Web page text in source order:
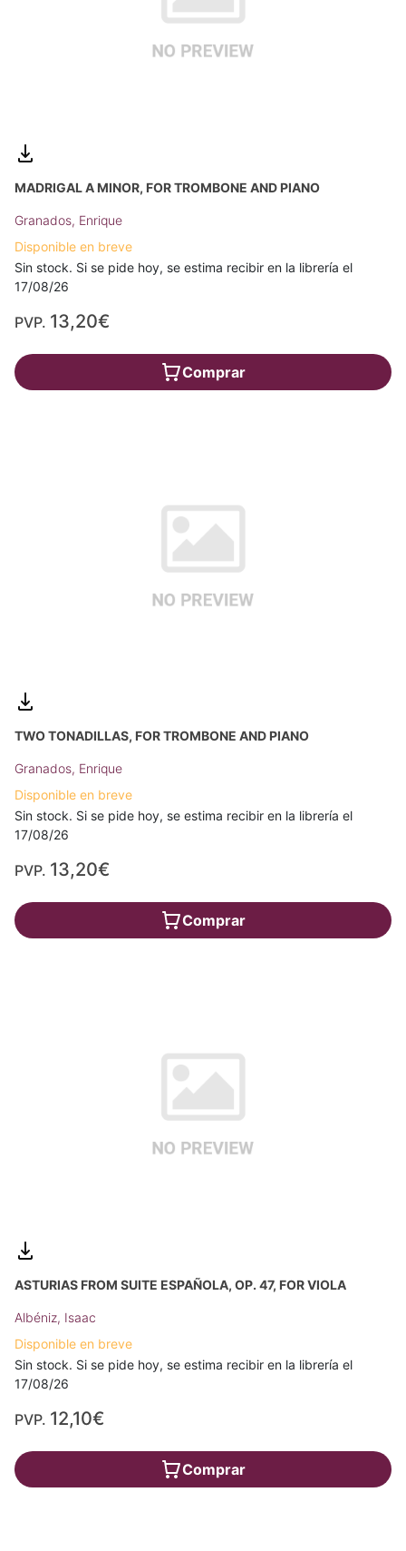
MADRIGAL A MINOR, FOR TROMBONE AND PIANO
Granados, Enrique
Disponible en breve
Sin stock. Si se pide hoy, se estima recibir en la librería el
17/08/26
PVP. 13,20€
Comprar
TWO TONADILLAS, FOR TROMBONE AND PIANO
Granados, Enrique
Disponible en breve
Sin stock. Si se pide hoy, se estima recibir en la librería el
17/08/26
PVP. 13,20€
Comprar
ASTURIAS FROM SUITE ESPAÑOLA, OP. 47, FOR VIOLA
Albéniz, Isaac
Disponible en breve
Sin stock. Si se pide hoy, se estima recibir en la librería el
17/08/26
PVP. 12,10€
Comprar